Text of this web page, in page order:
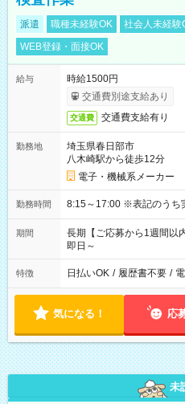
派遣 職種未経験OK 社会人未経験
WEB登録・面接OK
給与
時給1500円
交通費別途支給あり
交通費 交通費支給有り
勤務地
埼玉県春日部市
八木崎駅から徒歩12分
電子・機械系メーカー
勤務時間 8:15～17:00 ※表記
期間
長期【ご応募から1週間以
即日～
特徴 日払いOK / 履歴書不要 /
気になる！ 応
未